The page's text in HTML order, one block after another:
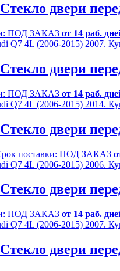
двери
ПОД ЗАКАЗ от 14 раб.
двери
ПОД ЗАКАЗ от 14 раб.
двери
поставки: ПОД ЗАКАЗ
двери
ПОД ЗАКАЗ от 14 раб.
двери